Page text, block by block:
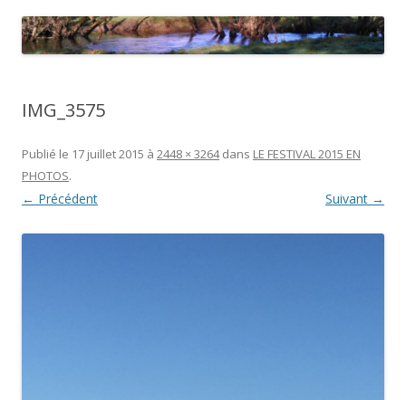
IMG_3575
Publié le 17 juillet 2015 à 2448 × 3264dans LE FESTIVAL 2015 EN
PHOTOS.
← Précédent Suivant →